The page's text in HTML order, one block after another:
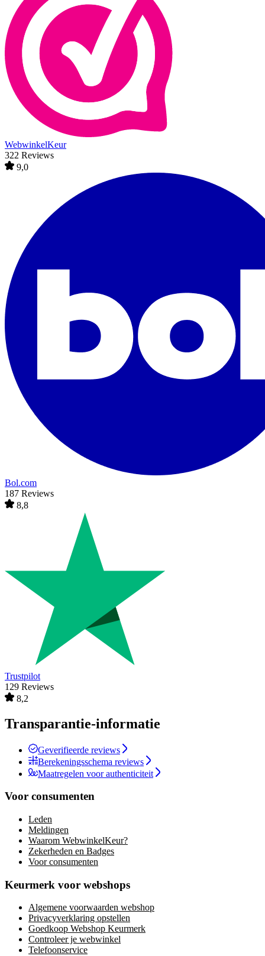
WebwinkelKeur
322 Reviews
9,0
Bol.com
187 Reviews
8,8
Trustpilot
129 Reviews
8,2
Transparantie-informatie
Geverifieerde reviews
Berekeningsschema reviews
Maatregelen voor authenticiteit
Voor consumenten
Leden
Meldingen
Waarom WebwinkelKeur?
Zekerheden en Badges
Voor consumenten
Keurmerk voor webshops
Algemene voorwaarden webshop
Privacyverklaring opstellen
Goedkoop Webshop Keurmerk
Controleer je webwinkel
Telefoonservice